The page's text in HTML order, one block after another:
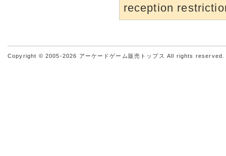
reception
Copyright © 2005-2026 アーケードゲーム販売トップス All rights reserved.